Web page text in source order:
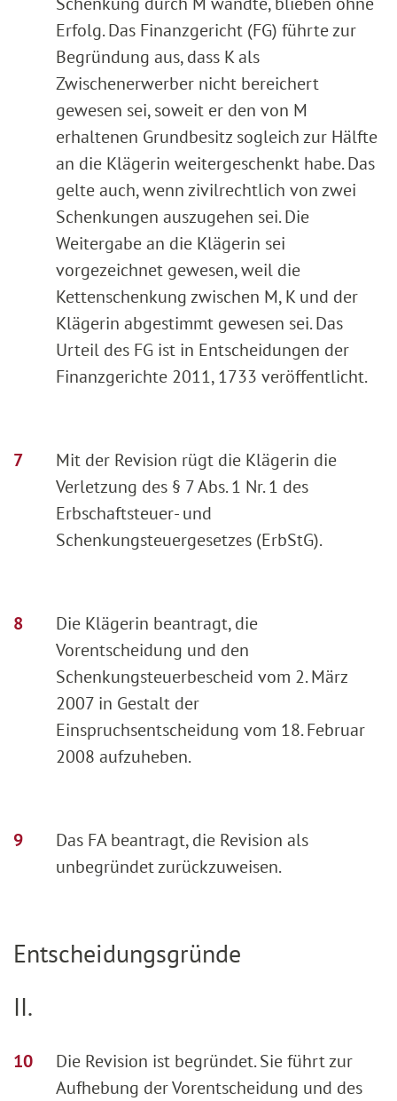
Erfolg. Das Finanzgericht (FG) führte zur
Begründung aus, dass K als
Zwischenerwerber nicht bereichert
gewesen sei, soweit er den von M
erhaltenen Grundbesitz sogleich zur Hälfte
an die Klägerin weitergeschenkt habe. Das
gelte auch, wenn zivilrechtlich von zwei
Schenkungen auszugehen sei. Die
Weitergabe an die Klägerin sei
vorgezeichnet gewesen, weil die
Kettenschenkung zwischen M, K und der
Klägerin abgestimmt gewesen sei. Das
Urteil des FG ist in Entscheidungen der
Finanzgerichte 2011, 1733 veröffentlicht.
Mit der Revision rügt die Klägerin die
Verletzung des § 7 Abs. 1 Nr. 1 des
Erbschaftsteuer- und
Schenkungsteuergesetzes (ErbStG).
Die Klägerin beantragt, die
Vorentscheidung und den
Schenkungsteuerbescheid vom 2. März
2007 in Gestalt der
Einspruchsentscheidung vom 18. Februar
2008 aufzuheben.
Das FA beantragt, die Revision als
unbegründet zurückzuweisen.
Entscheidungsgründe
II.
Die Revision ist begründet. Sie führt zur
Aufhebung der Vorentscheidung und des